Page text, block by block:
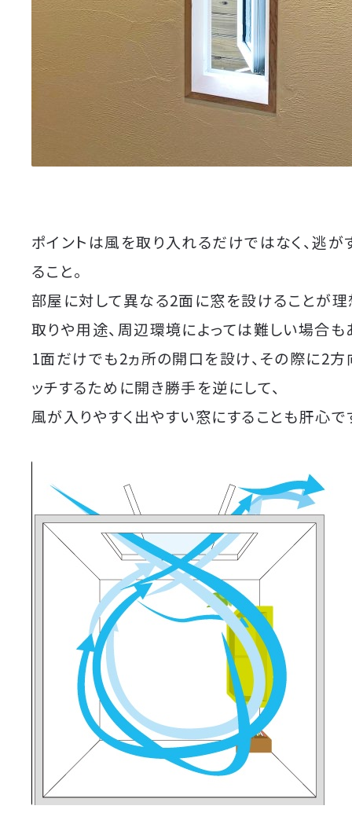
ポイントは風を取り入れるだけではなく、逃が
ること。
部屋に対して異なる2面に窓を設けることが理
取りや用途、周辺環境によっては難しい場合も
1面だけでも2ヵ所の開口を設け、その際に2
ッチするために開き勝手を逆にして、
風が入りやすく出やすい窓にすることも肝心で